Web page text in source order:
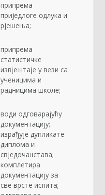
припрема
приједлоге одлука и
рјешења;
припрема
статистичке
извјештаје у вези са
ученицима и
радницима школе;
води одговарајућу
документацију;
израђује дупликате
диплома и
свједочанстава;
комплетира
документацију за
све врсте испита;